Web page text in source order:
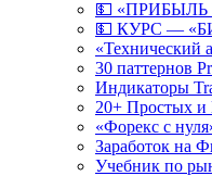
💵 «ПРИБЫЛЬ
💵 КУРС —
«Технический
30 паттернов
Индикаторы
20+ Простых и
«Форекс с
Заработок
Учебник по